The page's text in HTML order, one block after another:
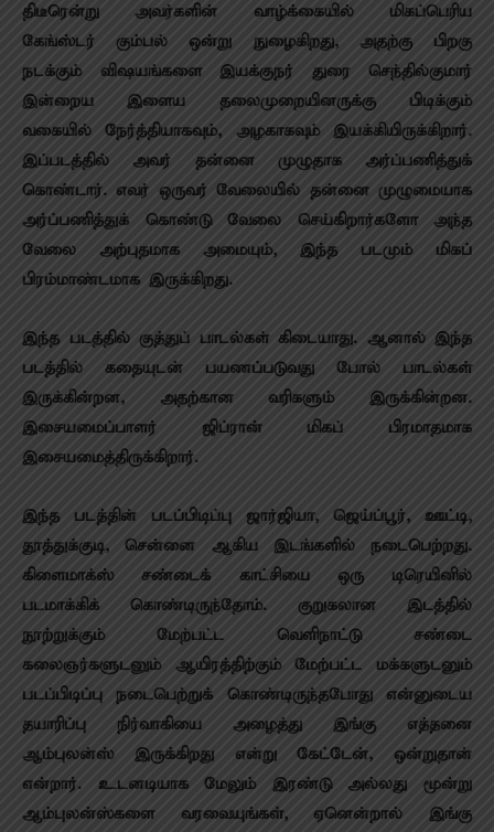
திடீரென்று அவர்களின் வாழ்க்கையில் மிகப்பெரிய
கேங்ஸ்டர் கும்பல் ஒன்று நுழைகிறது, அதற்கு பிறகு
நடக்கும் விஷயங்களை இயக்குந‌ர் துரை செந்தில்குமார்
இன்றைய இளைய தலைமுறையினருக்கு பிடிக்கும்
வகையில் நேர்த்தியாகவும், அழகாகவும் இயக்கியிருக்கிறார்.
இப்படத்தில் அவர் தன்னை முழுதாக அர்ப்பணித்துக்
கொண்டார். எவர் ஒருவர் வேலையில் தன்னை முழுமையாக
அர்ப்பணித்துக் கொண்டு வேலை செய்கிறார்களோ அந்த
வேலை அற்புதமாக அமையும், இந்த படமும் மிகப்
பிரம்மாண்டமாக இருக்கிறது.‌
இந்த படத்தில் குத்துப் பாடல்கள் கிடையாது. ஆனால் இந்த
படத்தில் கதையுடன் பயணப்படுவது போல் பாடல்கள்
இருக்கின்றன, அதற்கான வரிகளும் இருக்கின்றன‌.
இசையமைப்பாளர் ஜிப்ரான் மிகப் பிரமாதமாக
இசையமைத்திருக்கிறார்.‌
இந்த படத்தின் படப்பிடிப்பு ஜார்ஜியா, ஜெய்ப்பூர், ஊட்டி,
தூத்துக்குடி, சென்னை ஆகிய இடங்களில் நடைபெற்றது.
கிளைமாக்ஸ் சண்டைக் காட்சியை ஒரு டிரெயினில்
படமாக்கிக் கொண்டிருந்தோம். குறுகலான இடத்தில்
நூற்றுக்கும் மேற்பட்ட வெளிநாட்டு சண்டை
கலைஞர்களுடனும் ஆயிரத்திற்கும் மேற்பட்ட மக்களுடனும்
படப்பிடிப்பு நடைபெற்றுக் கொண்டிருந்தபோது என்னுடைய
தயாரிப்பு நிர்வாகியை அழைத்து இங்கு எத்தனை
ஆம்புலன்ஸ் இருக்கிறது என்று கேட்டேன், ஒன்றுதான்
என்றார். உடனடியாக மேலும் இரண்டு அல்லது மூன்று
ஆம்புலன்ஸ்களை வரவையுங்கள், ஏனென்றால் இங்கு